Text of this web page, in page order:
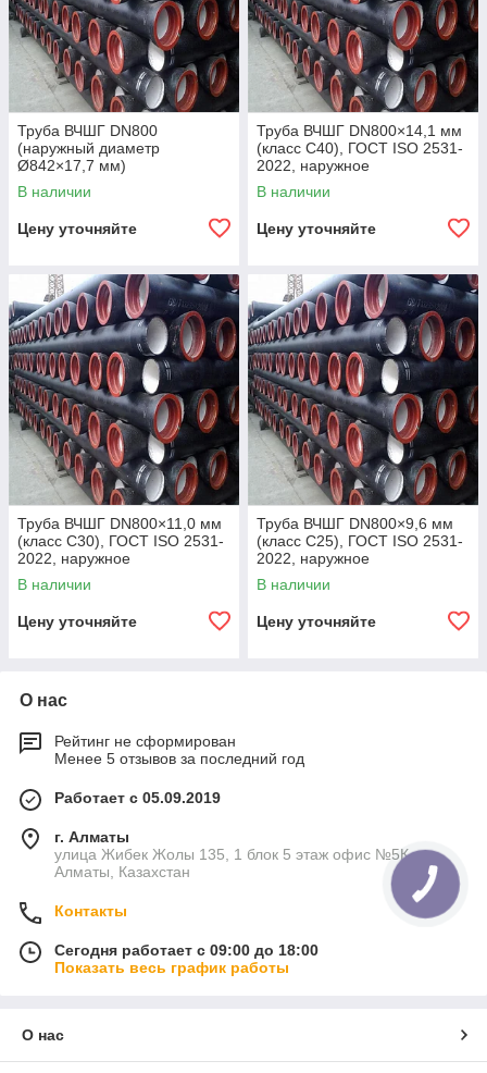
Труба ВЧШГ DN800
(наружный диаметр
Ø842×17,7 мм)
В наличии
Цену уточняйте
Труба ВЧШГ DN800×14,1 мм
(класс C40), ГОСТ ISO 2531-
2022, наружное
полиуретановое покрытие,
внутреннее цементно-
В наличии
Цену уточняйте
Труба ВЧШГ DN800×11,0 мм
(класс C30), ГОСТ ISO 2531-
2022, наружное
полиуретановое покрытие,
внутреннее цементно-
В наличии
Цену уточняйте
Труба ВЧШГ DN800×9,6 мм
(класс C25), ГОСТ ISO 2531-
2022, наружное
полиуретановое покрытие,
внутреннее цементно-
В наличии
Цену уточняйте
О нас
Рейтинг не сформирован
Менее 5 отзывов за последний год
Работает с 05.09.2019
г. Алматы
улица Жибек Жолы 135, 1 блок 5 этаж офис №5К,
Алматы, Казахстан
Контакты
Сегодня работает с 09:00 до 18:00
Показать весь график работы
О нас